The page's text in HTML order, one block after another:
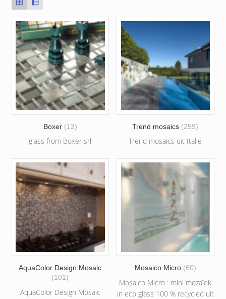
Boxer (13)
glass from Boxer srl
Trend mosaics (259)
Trend mosaics uit Italië
AquaColor Design Mosaic
(101)
AquaColor Design Mosaic
Mosaico Micro (60)
Mosaico Micro : mini mozaïek
in eco glass 100 % recycled uit